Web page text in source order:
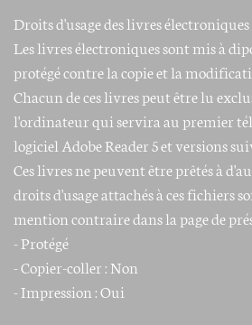
Droits d'usage des livres électroniques
Les livres électroniques sont mis à
protégé contre la copie et la
Chacun de ces livres peut être lu
l'ordinateur qui servira au premier
logiciel Adobe Reader 5 et versions
Ces livres ne peuvent être prêtés à
droits d'usage attachés à ces fichiers
mention contraire dans la page de
- Protégé
- Copier-coller : Non
- Impression : Oui